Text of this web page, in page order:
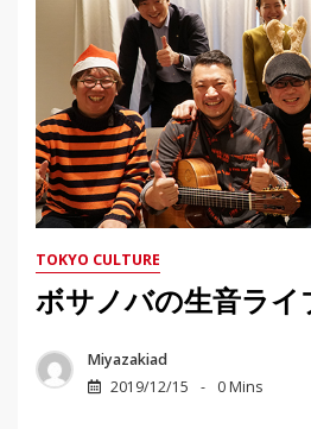
TOKYO CULTURE
ボサノバの生音ライ
Miyazakiad
2019/12/15
0 Mins